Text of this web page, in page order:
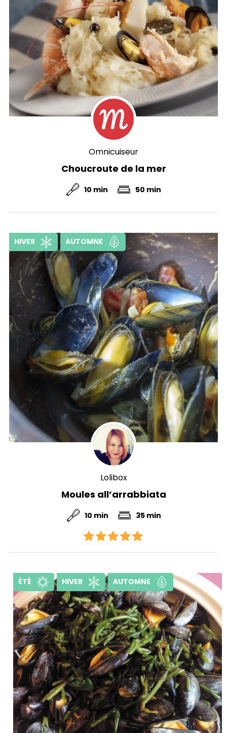
Omnicuiseur
Choucroute de la mer
10 min 50 min
Lolibox
HIVER AUTOMNE
Moules all’arrabbiata
10 min 35 min
ÉTÉ HIVER AUTOMNE